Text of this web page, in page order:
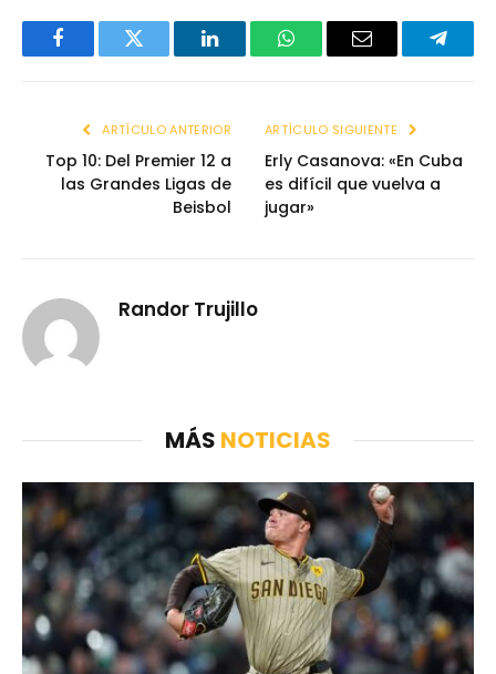
FacebookTwitter LinkedInWhatsAppEmail
ARTÍCULO ANTERIOR
Top 10: Del Premier 12 a
las Grandes Ligas de
Beisbol
ARTÍCULO SIGUIENTE
Erly Casanova: «En Cuba
es difícil que vuelva a
jugar»
Randor Trujillo
MÁS NOTICIAS